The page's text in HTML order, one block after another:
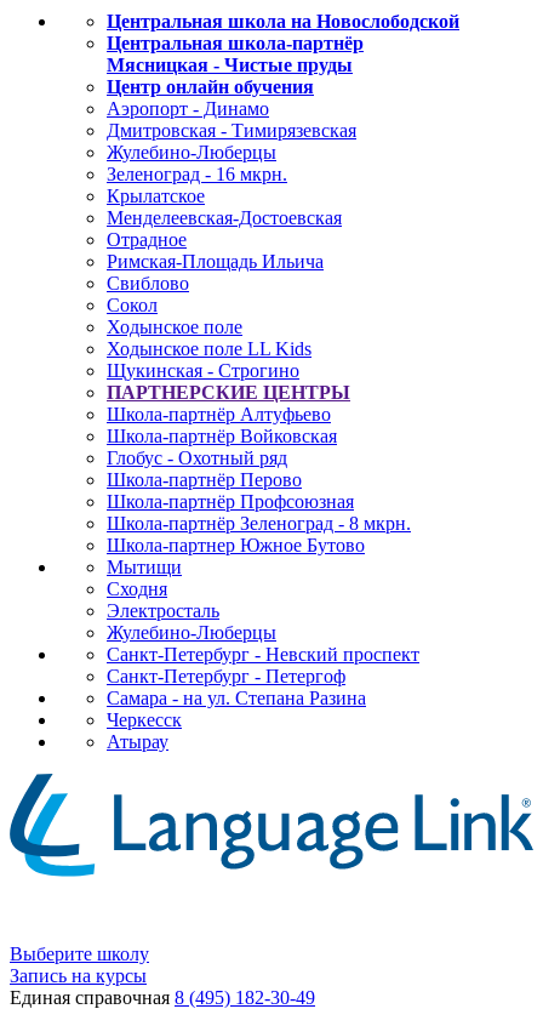
Центральная школа на Новослободской
Центральная школа-партнёр
Мясницкая - Чистые пруды
Центр онлайн обучения
Аэропорт - Динамо
Дмитровская - Тимирязевская
Жулебино-Люберцы
Зеленоград - 16 мкрн.
Крылатское
Менделеевская-Достоевская
Отрадное
Римская-Площадь Ильича
Свиблово
Сокол
Ходынское поле
Ходынское поле LL Kids
Щукинская - Строгино
ПАРТНЕРСКИЕ ЦЕНТРЫ
Школа-партнёр Алтуфьево
Школа-партнёр Войковская
Глобус - Охотный ряд
Школа-партнёр Перово
Школа-партнёр Профсоюзная
Школа-партнёр Зеленоград - 8 мкрн.
Школа-партнер Южное Бутово
Мытищи
Сходня
Электросталь
Жулебино-Люберцы
Санкт-Петербург - Невский проспект
Санкт-Петербург - Петергоф
Самара - на ул. Степана Разина
Черкесск
Атырау
Выберите школу
Запись на курсы
Единая справочная 8 (495) 182-30-49